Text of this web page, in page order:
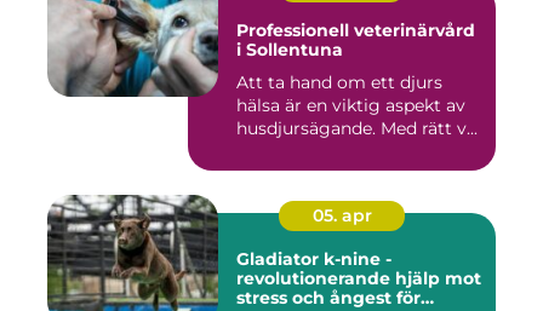
Professionell veterinärvård
i Sollentuna
Att ta hand om ett djurs
hälsa är en viktig aspekt av
husdjursägande. Med rätt v...
05. apr
Gladiator k-nine -
revolutionerande hjälp mot
stress och ångest för